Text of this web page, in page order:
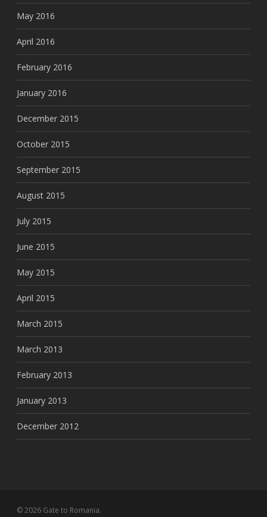
May 2016
April 2016
February 2016
January 2016
December 2015
October 2015
September 2015
August 2015
July 2015
June 2015
May 2015
April 2015
March 2015
March 2013
February 2013
January 2013
December 2012
© 2026 Gate to Romania.